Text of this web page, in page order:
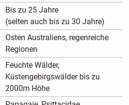
Bis zu 25 Jahre
(selten auch bis zu 30 Jahre)
Osten Australiens, regenreiche
Regionen
Feuchte Wälder,
Küstengebirgswälder bis zu
2000m Höhe